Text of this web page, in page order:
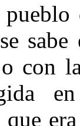
sabe
con
que